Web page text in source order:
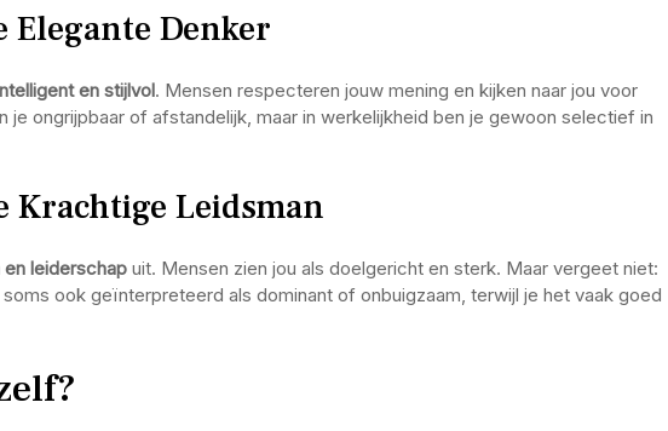
Elegante Denker
en stijlvol. Mensen respecteren jouw mening en kijken naar jou voor
je ongrijpbaar of afstandelijk, maar in werkelijkheid ben je gewoon selectief in
Krachtige Leidsman
leiderschap uit. Mensen zien jou als doelgericht en sterk. Maar vergeet niet:
ook geïnterpreteerd als dominant of onbuigzaam, terwijl je het vaak goed